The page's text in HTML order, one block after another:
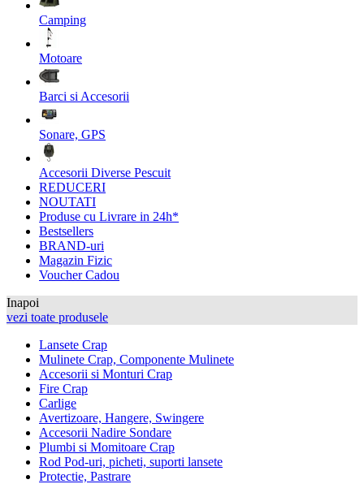
Camping
Motoare
Barci si Accesorii
Sonare, GPS
Accesorii Diverse Pescuit
REDUCERI
NOUTATI
Produse cu Livrare in 24h*
Bestsellers
BRAND-uri
Magazin Fizic
Voucher Cadou
Inapoi
vezi toate produsele
Lansete Crap
Mulinete Crap, Componente Mulinete
Accesorii si Monturi Crap
Fire Crap
Carlige
Avertizoare, Hangere, Swingere
Accesorii Nadire Sondare
Plumbi si Momitoare Crap
Rod Pod-uri, picheti, suporti lansete
Protectie, Pastrare